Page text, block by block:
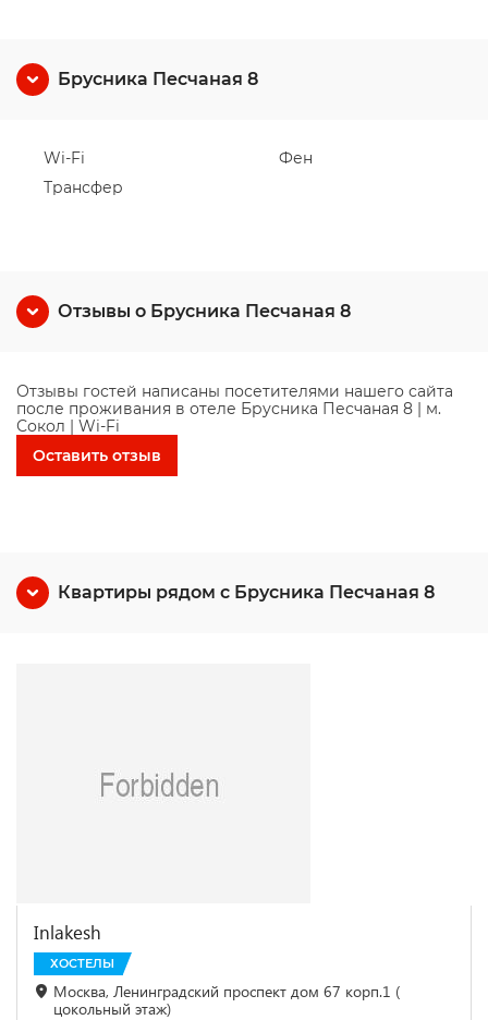
Брусника Песчаная 8
Wi-Fi
Трансфер
Фен
Отзывы о Брусника Песчаная 8
Отзывы гостей написаны посетителями нашего сайта
после проживания в отеле Брусника Песчаная 8 | м.
Сокол | Wi-Fi
Оставить отзыв
Квартиры рядом с Брусника Песчаная 8
Inlakesh
ХОСТЕЛЫ
Москва, Ленинградский проспект дом 67 корп.1 (
цокольный этаж)